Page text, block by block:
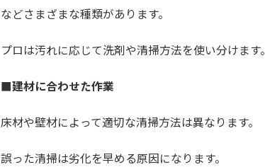
などさまざまな種類があります。
プロは汚れに応じて洗剤や清掃方法を使い分けます。
■建材に合わせた作業
床材や壁材によって適切な清掃方法は異なります。
誤った清掃は劣化を早める原因になります。